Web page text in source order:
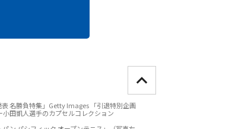
名勝負特集」Getty Images 「引退特別企画
田凱人選手のカプセルコレクション